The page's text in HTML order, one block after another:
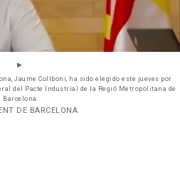
Jaume Collboni, ha sido elegido este jueves por
del Pacte Industrial de la Regió Metropolitana de
Barcelona.
DE BARCELONA